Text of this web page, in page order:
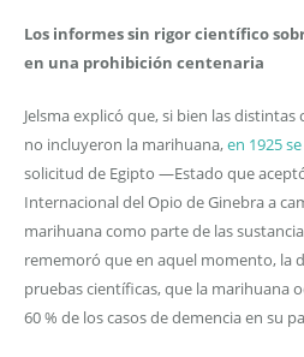
Los informes sin rigor científico
en una prohibición centenaria
Jelsma explicó que, si bien las
no incluyeron la marihuana,en 1925
solicitud de Egipto —Estado que
Internacional del Opio de Ginebra a
marihuana como parte de las
rememoró que en aquel momento, la
pruebas científicas, que la marihuana
60 % de los casos de demencia en su